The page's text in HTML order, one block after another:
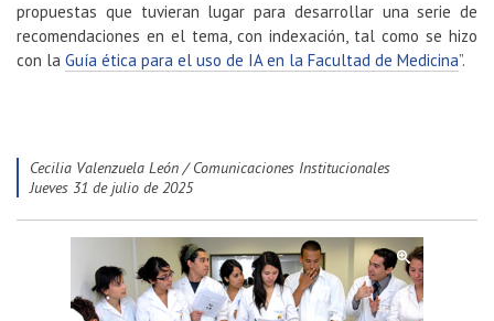
propuestas que tuvieran lugar para desarrollar una serie de
recomendaciones en el tema, con indexación, tal como se hizo
con la Guía ética para el uso de IA en la Facultad de Medicina”.
Cecilia Valenzuela León / Comunicaciones Institucionales
jueves 31 de julio de 2025